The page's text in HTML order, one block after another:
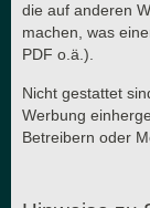
die auf anderen
machen, was
PDF o.ä.).
Nicht gestattet
Werbung
Betreibern oder